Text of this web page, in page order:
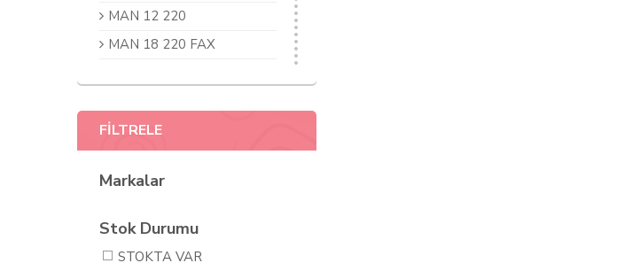
MAN 12 220
MAN 18 220 FAX
MAN 26 230
MAN 26 270
FİLTRELE
Markalar
Stok Durumu
STOKTA VAR